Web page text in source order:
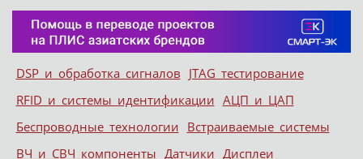
Меню
Skip to content
DSP и обработка сигналов JTAG тестирование
RFID и системы идентификации АЦП и ЦАП
Беспроводные технологии Встраиваемые системы
ВЧ и СВЧ компоненты Датчики Дисплеи